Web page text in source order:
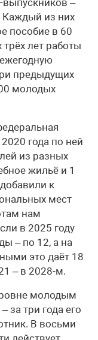
Каждый из них
пособие в 60
лет работы
предыдущих
молодых
года по ней
из разных
жильё и 1
к
мест
нам
в 2025 году
– по 12, а на
это даёт 18
– в 2028-м.
молодым
за три года его
В восьми